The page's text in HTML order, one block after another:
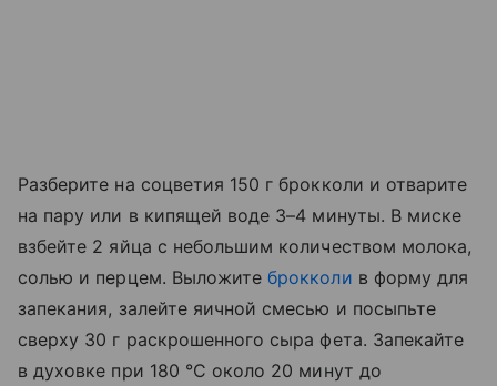
Разберите на соцветия 150 г брокколи и отварите
на пару или в кипящей воде 3–4 минуты. В миске
взбейте 2 яйца с небольшим количеством молока,
солью и перцем. Выложитеброкколи в форму для
запекания, залейте яичной смесью и посыпьте
сверху 30 г раскрошенного сыра фета. Запекайте
в духовке при 180 °C около 20 минут до